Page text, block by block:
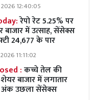
12:40:05
रेपो रेट 5.25% पर
में उत्साह, सेंसेक्स
24,677 के पार
11:11:02
:कच्चे तेल की
बाजार में लगातार
अंक उछला सेंसेक्स